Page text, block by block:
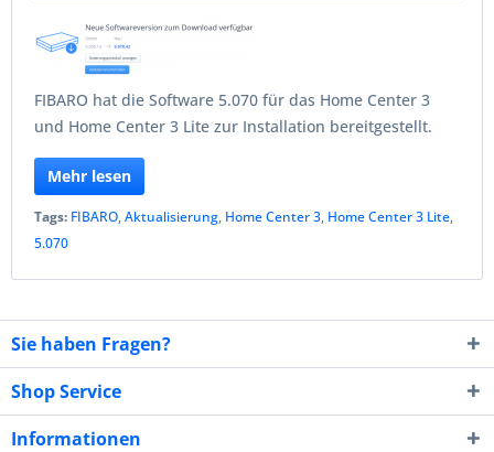
FIBARO hat die Software 5.070 für das Home Center 3
und Home Center 3 Lite zur Installation bereitgestellt.
Mehr lesen
Tags: FIBARO,Aktualisierung, Home Center 3, Home Center 3 Lite,
5.070
Sie haben Fragen?
Shop Service
Informationen